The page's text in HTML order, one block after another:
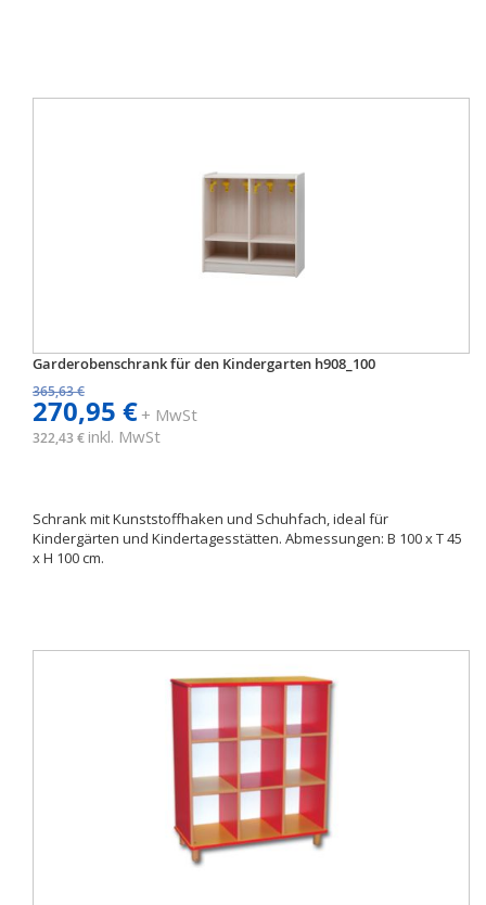
Garderobenschrank für den Kindergarten h908_100
365,63 €
270,95 €+ MwSt
322,43 € inkl. MwSt
Schrank mit Kunststoffhaken und Schuhfach, ideal für
Kindergärten und Kindertagesstätten. Abmessungen: B 100 x T 45
x H 100 cm.